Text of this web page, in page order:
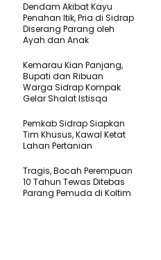
Dendam Akibat Kayu
Penahan Itik, Pria di Sidrap
Diserang Parang oleh
Ayah dan Anak
Kemarau Kian Panjang,
Bupati dan Ribuan
Warga Sidrap Kompak
Gelar Shalat Istisqa
Pemkab Sidrap Siapkan
Tim Khusus, Kawal Ketat
Lahan Pertanian
Tragis, Bocah Perempuan
10 Tahun Tewas Ditebas
Parang Pemuda di Koltim